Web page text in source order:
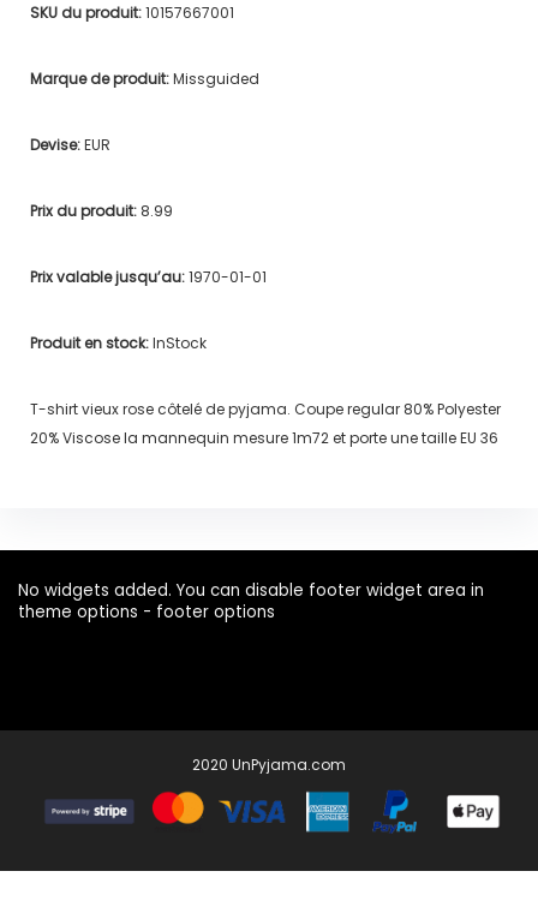
SKU du produit:10157667001
Marque de produit:Missguided
Devise:EUR
Prix du produit: 8.99
Prix valable jusqu’au:1970-01-01
Produit en stock:InStock
T-shirt vieux rose côtelé de pyjama. Coupe regular 80% Polyester
20% Viscose la mannequin mesure 1m72 et porte une taille EU 36
No widgets added. You can disable footer widget area in
theme options - footer options
2020 UnPyjama.com